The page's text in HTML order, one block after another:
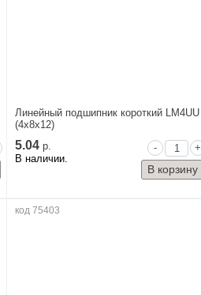
Линейный подшипник короткий LM4UU
(4x8x12)
5.04р.
В наличии.
- +
код 75403